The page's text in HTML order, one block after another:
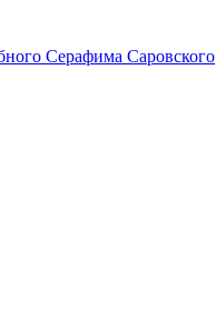
Серафима Саровского